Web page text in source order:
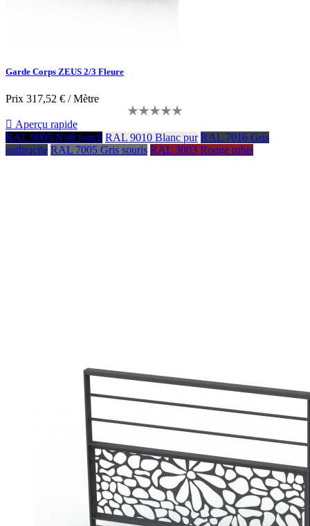
Garde Corps ZEUS 2/3 Fleure
Prix 317,52 € / Mètre
 Aperçu rapide
RAL 9005 Noir foncé RAL 9010 Blanc pur RAL 7016 Gris
anthracite RAL 7005 Gris souris RAL 3003 Rouge rubis